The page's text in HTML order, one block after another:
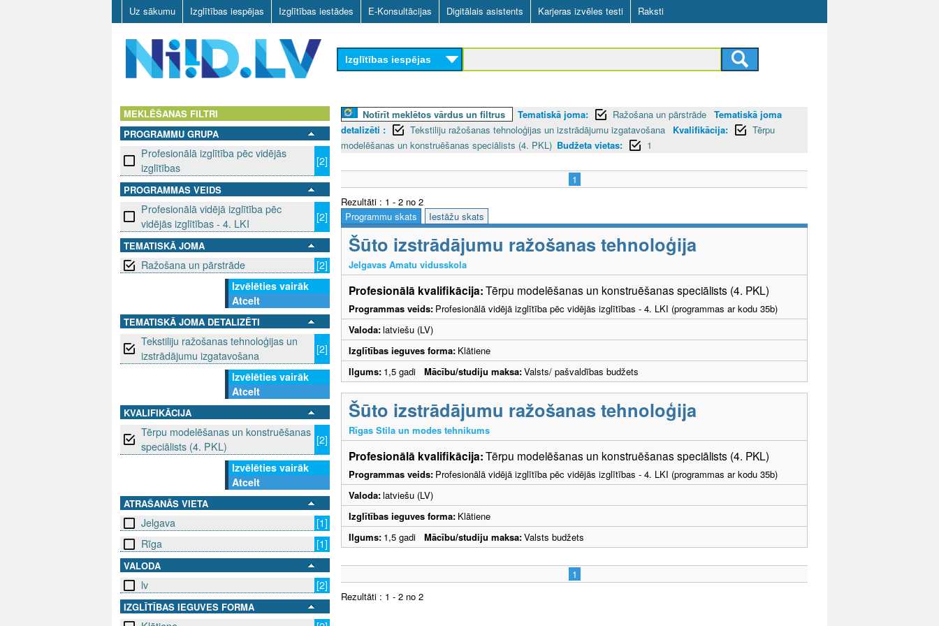
Skip
to
main
content
Uz sākumu Izglītības iespējas Izglītības iestādes E-Konsultācijas Digitālais asistents Karjeras izvēles testi Raksti
D
L
V
Izglītības iespējas
MEKLĒŠANAS FILTRI
PROGRAMMU GRUPA
Profesionālā izglītība pēc vidējās
izglītības
[2]
PROGRAMMAS VEIDS
Profesionālā vidējā izglītība pēc
vidējās izglītības - 4. LKI
[2]
TEMATISKĀ JOMA
Ražošana un pārstrāde
[2]
Izvēlēties vairāk
Atcelt
TEMATISKĀ JOMA DETALIZĒTI
Tekstiliju ražošanas tehnoloģijas un
izstrādājumu izgatavošana
[2]
Izvēlēties vairāk
Atcelt
KVALIFIKĀCIJA
Tērpu modelēšanas un konstruēšanas
speciālists (4. PKL)
[2]
Izvēlēties vairāk
Atcelt
ATRAŠANĀS VIETA
Jelgava
[1]
Rīga
[1]
VALODA
lv [2]
IZGLĪTĪBAS IEGUVES FORMA
Notīrīt meklētos vārdus un filtrus Tematiskā joma: Ražošana un pārstrāde Tematiskā joma
detalizēti :
Tekstiliju ražošanas tehnoloģijas un izstrādājumu izgatavošana Kvalifikācija:
Tērpu
modelēšanas un konstruēšanas speciālists (4. PKL) Budžeta vietas: 1
1
Rezultāti : 1 - 2 no 2
Programmu skats
Iestāžu skats
Šūto izstrādājumu ražošanas tehnoloģija
Jelgavas Amatu vidusskola
Profesionālā kvalifikācija:Tērpu modelēšanas un konstruēšanas speciālists (4. PKL)
Programmas veids: Profesionālā vidējā izglītība pēc vidējās izglītības - 4. LKI (programmas ar kodu 35b)
Valoda:latviešu (LV)
Izglītības ieguves forma: Klātiene
Ilgums: 1,5 gadi Mācību/studiju maksa:Valsts/ pašvaldības budžets
Šūto izstrādājumu ražošanas tehnoloģija
Rīgas Stila un modes tehnikums
Profesionālā kvalifikācija:Tērpu modelēšanas un konstruēšanas speciālists (4. PKL)
Programmas veids: Profesionālā vidējā izglītība pēc vidējās izglītības - 4. LKI (programmas ar kodu 35b)
Valoda:latviešu (LV)
Izglītības ieguves forma: Klātiene
Ilgums: 1,5 gadi Mācību/studiju maksa:Valsts budžets
1
Rezultāti : 1 - 2 no 2